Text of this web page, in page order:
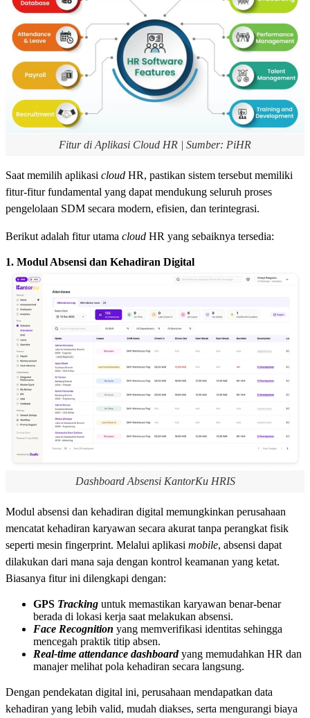
Fitur di Aplikasi Cloud HR | Sumber: PiHR
Saat memilih aplikasi cloud HR, pastikan sistem tersebut memiliki
fitur-fitur fundamental yang dapat mendukung seluruh proses
pengelolaan SDM secara modern, efisien, dan terintegrasi.
Berikut adalah fitur utama cloud HR yang sebaiknya tersedia:
1. Modul Absensi dan Kehadiran Digital
Dashboard Absensi KantorKu HRIS
Modul absensi dan kehadiran digital memungkinkan perusahaan
mencatat kehadiran karyawan secara akurat tanpa perangkat fisik
seperti mesin fingerprint. Melalui aplikasi mobile, absensi dapat
dilakukan dari mana saja dengan kontrol keamanan yang ketat.
Biasanya fitur ini dilengkapi dengan:
GPS Tracking untuk memastikan karyawan benar-benar
berada di lokasi kerja saat melakukan absensi.
Face Recognition yang memverifikasi identitas sehingga
mencegah praktik titip absen.
Real-time attendance dashboardyang memudahkan HR dan
manajer melihat pola kehadiran secara langsung.
Dengan pendekatan digital ini, perusahaan mendapatkan data
kehadiran yang lebih valid, mudah diakses, serta mengurangi biaya